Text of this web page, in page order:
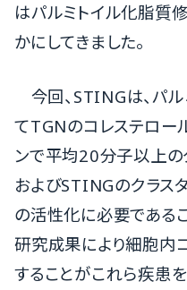
はパルミトイル化脂質
かにしてきました。
今回、STINGは、パ
てTGNのコレステロー
ンで平均20分子以上の
およびSTINGのクラス
の活性化に必要である
研究成果により細胞内
することがこれら疾患